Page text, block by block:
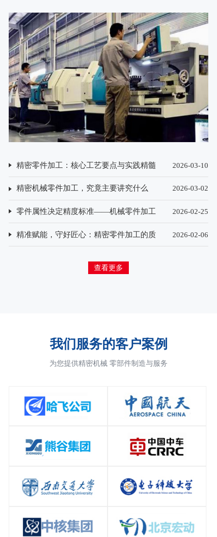
精密零件加工：核心工艺要点与实践精髓 2026-03-10
精密机械零件加工，究竟主要讲究什么 2026-03-02
零件属性决定精度标准——机械零件加工
2026-02-25
精准赋能，守好匠心：精密零件加工的质
2026-02-06
查看更多
我们服务的客户案例
为您提供精密机械 零部件制造与服务